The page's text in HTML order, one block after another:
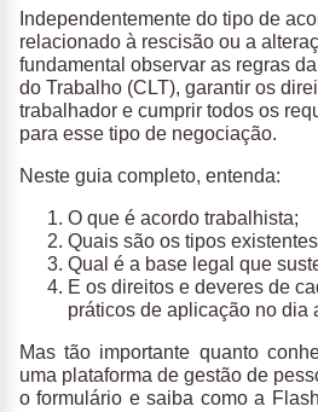
Independentemente do tipo de
relacionado à rescisão ou a
fundamental observar as regras
do Trabalho (CLT), garantir os
trabalhador e cumprir todos os
para esse tipo de negociação.
Neste guia completo, entenda:
O que é acordo trabalhista;
Quais são os tipos
Qual é a base legal que
E os direitos e deveres de
práticos de aplicação no dia
Mas tão importante quanto
uma plataforma de gestão de
o formulário e saiba como a